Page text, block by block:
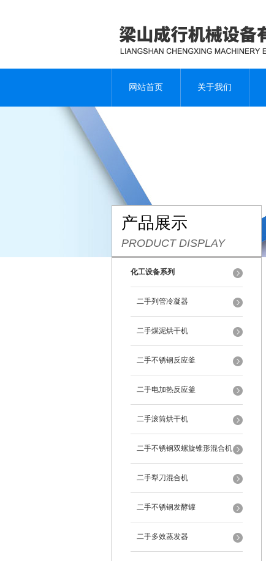
网站首页 关于我们
产品展示
PRODUCT DISPLAY
化工设备系列
二手列管冷凝器
二手煤泥烘干机
二手不锈钢反应釜
二手电加热反应釜
二手滚筒烘干机
二手不锈钢双螺旋锥形混合机
二手犁刀混合机
二手不锈钢发酵罐
二手多效蒸发器